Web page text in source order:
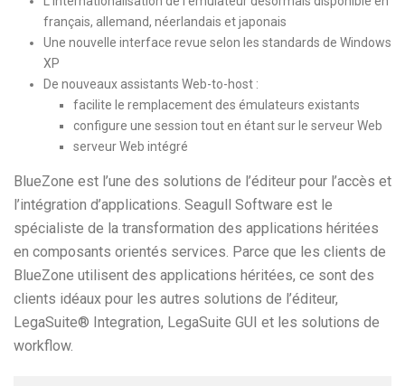
français, allemand, néerlandais et japonais
Une nouvelle interface revue selon les standards de Windows
XP
De nouveaux assistants Web-to-host :
facilite le remplacement des émulateurs existants
configure une session tout en étant sur le serveur Web
serveur Web intégré
BlueZone est l’une des solutions de l’éditeur pour l’accès et
l’intégration d’applications. Seagull Software est le
spécialiste de la transformation des applications héritées
en composants orientés services. Parce que les clients de
BlueZone utilisent des applications héritées, ce sont des
clients idéaux pour les autres solutions de l’éditeur,
LegaSuite® Integration, LegaSuite GUI et les solutions de
workflow.